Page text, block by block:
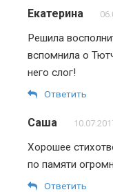
Екатерина
Решила
вспомнила о
него слог!
Ответить
Саша
Хорошее
по памяти
Ответить